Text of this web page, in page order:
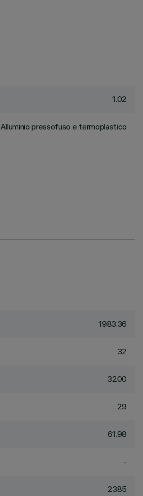
1.02
Alluminio pressofuso e termoplastico
1983.36
32
3200
29
61.98
-
2385